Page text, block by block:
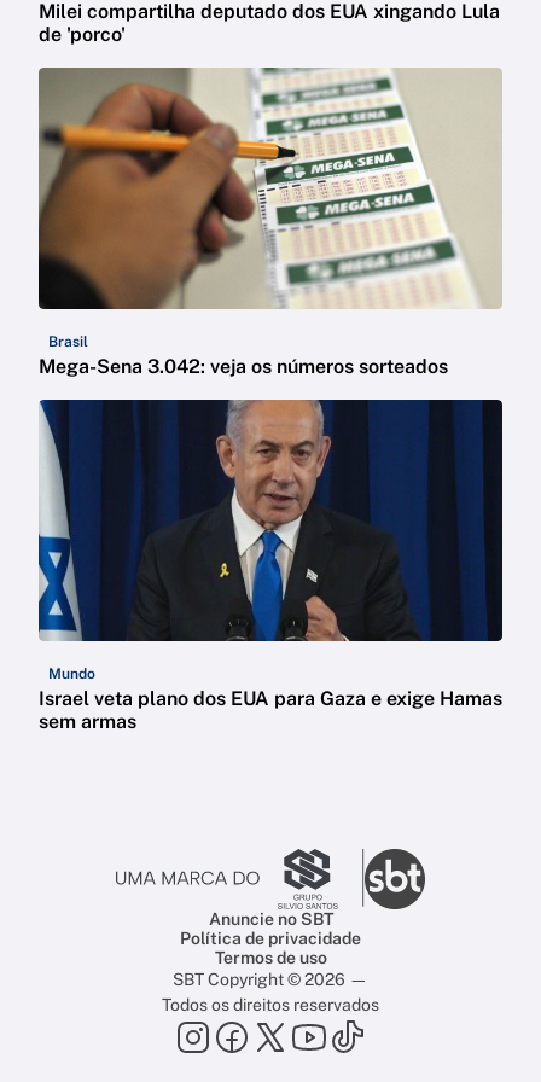
Milei compartilha deputado dos EUA xingando Lula
de 'porco'
Brasil
Mega-Sena 3.042: veja os números sorteados
Mundo
Israel veta plano dos EUA para Gaza e exige Hamas
sem armas
Anuncie no SBT
Política de privacidade
Termos de uso
SBT Copyright © 2026 —
Todos os direitos reservados